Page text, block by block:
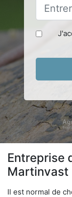
Entreprise
Il est normal de